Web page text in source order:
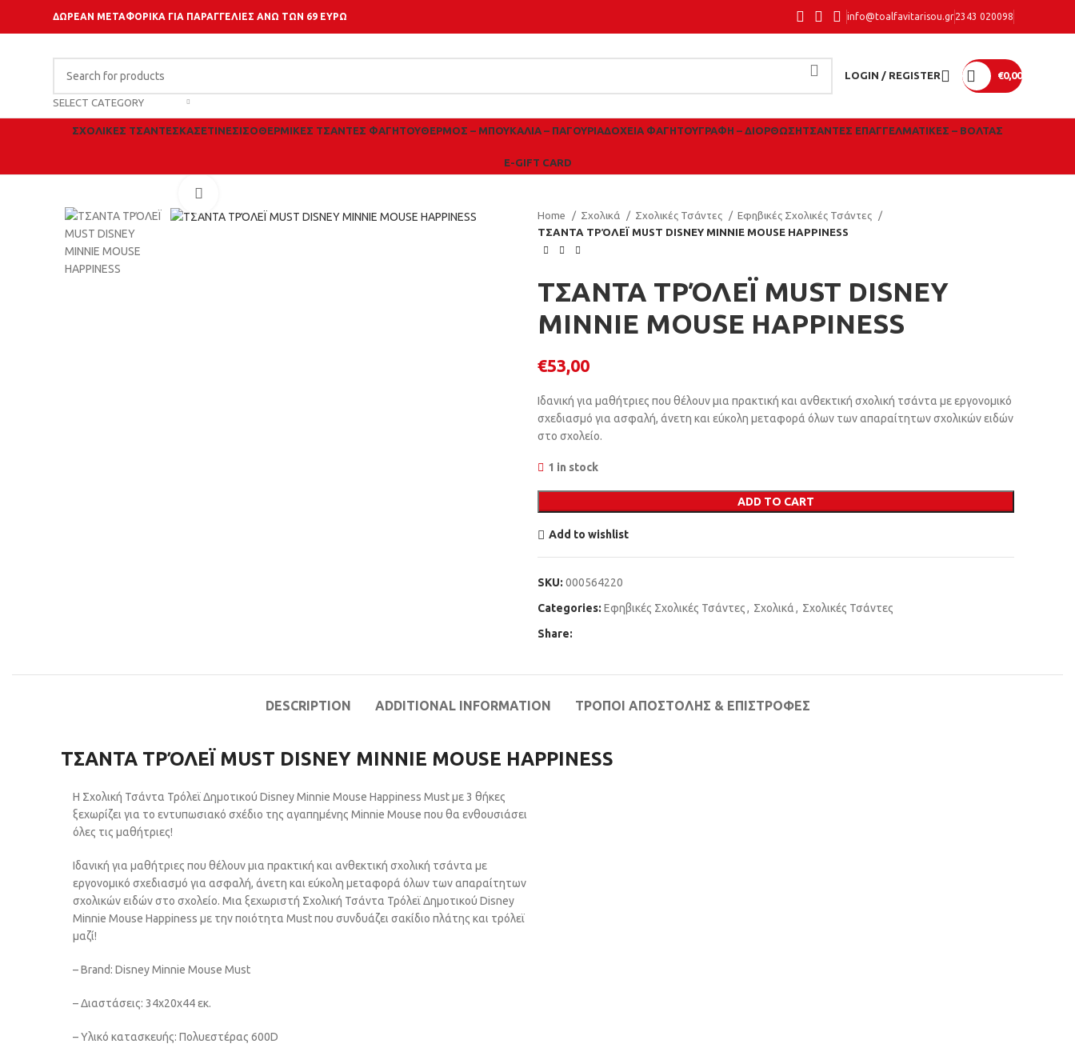
ΔΩΡΕΑΝ ΜΕΤΑΦΟΡΙΚΑ ΓΙΑ ΠΑΡΑΓΓΕΛΙΕΣ ΑΝΩ ΤΩΝ 69 ΕΥΡΩ info@toalfavitarisou.gr2343 020098
SELECT CATEGORY
LOGIN / REGISTER €0,00
ΣΧΟΛΙΚΈΣ ΤΣΆΝΤΕΣΚΑΣΕΤΊΝΕΣΙΣΟΘΕΡΜΙΚΈΣ ΤΣΆΝΤΕΣ ΦΑΓΗΤΟΎΘΕΡΜΌΣ – ΜΠΟΥΚΆΛΙΑ – ΠΑΓΟΎΡΙΑΔΟΧΕΊΑ ΦΑΓΗΤΟΎΓΡΑΦΉ – ΔΙΌΡΘΩΣΗΤΣΆΝΤΕΣ ΕΠΑΓΓΕΛΜΑΤΙΚΈΣ – ΒΌΛΤΑΣ
E-GIFT CARD
Home Σχολικά Σχολικές Τσάντες
Εφηβικές Σχολικές Τσάντες
ΤΣΑΝΤΑ ΤΡΌΛΕΪ MUST DISNEY MINNIE MOUSE HAPPINESS
ΤΣΑΝΤΑ ΤΡΌΛΕΪ MUST DISNEY
MINNIE MOUSE HAPPINESS
€53,00
Ιδανική για μαθήτριες που θέλουν μια πρακτική και ανθεκτική σχολική τσάντα με εργονομικό
σχεδιασμό για ασφαλή, άνετη και εύκολη μεταφορά όλων των απαραίτητων σχολικών ειδών
στο σχολείο.
1 in stock
ADD TO CART
Add to wishlist
SKU: 000564220
Categories: Εφηβικές Σχολικές Τσάντες, Σχολικά, Σχολικές Τσάντες
Share:
DESCRIPTION ADDITIONAL INFORMATION ΤΡΌΠΟΙ ΑΠΟΣΤΟΛΉΣ & ΕΠΙΣΤΡΟΦΈΣ
ΤΣΑΝΤΑ ΤΡΌΛΕΪ MUST DISNEY MINNIE MOUSE HAPPINESS
Η Σχολική Τσάντα Τρόλεϊ Δημοτικού Disney Minnie Mouse Happiness Must με 3 θήκες
ξεχωρίζει για το εντυπωσιακό σχέδιο της αγαπημένης Minnie Mouse που θα ενθουσιάσει
όλες τις μαθήτριες!
Ιδανική για μαθήτριες που θέλουν μια πρακτική και ανθεκτική σχολική τσάντα με
εργονομικό σχεδιασμό για ασφαλή, άνετη και εύκολη μεταφορά όλων των απαραίτητων
σχολικών ειδών στο σχολείο. Μια ξεχωριστή Σχολική Τσάντα Τρόλεϊ Δημοτικού Disney
Minnie Mouse Happiness με την ποιότητα Must που συνδυάζει σακίδιο πλάτης και τρόλεϊ
μαζί!
– Brand: Disney Minnie Mouse Must
– Διαστάσεις: 34x20x44 εκ.
– Υλικό κατασκευής: Πολυεστέρας 600D